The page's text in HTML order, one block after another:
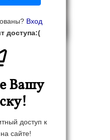
Вход
доступа:(
Вашу
доступ к
сайте!
с ва­ми,